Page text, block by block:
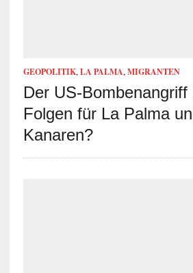
GEOPOLITIK, LA PALMA, MIGRANTEN
Der US-Bombenangriff
Folgen für La Palma
Kanaren?